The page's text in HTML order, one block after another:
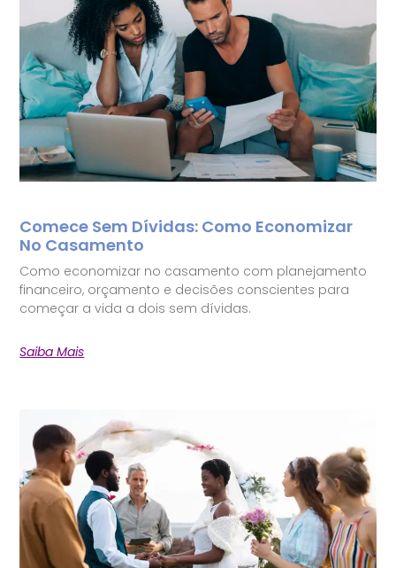
Comece Sem Dívidas: Como Economizar
No Casamento
Como economizar no casamento com planejamento
financeiro, orçamento e decisões conscientes para
começar a vida a dois sem dívidas.
Saiba Mais